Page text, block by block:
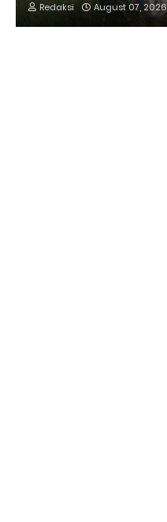
Redaksi August 07, 2026